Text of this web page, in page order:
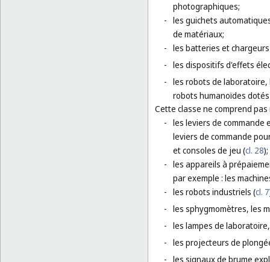
photographiques;
- les guichets
de matériaux;
- les batteries et
- les dispositifs d'effets
- les robots de
robots humanoïdes
Cette classe ne comprend
- les leviers de commande
leviers de commande
et consoles de jeu (cl. 28);
- les appareils à
par exemple : les
- les robots industriels (cl. 7
- les sphygmomètres, les
- les lampes de
- les projecteurs de
- les signaux de brume